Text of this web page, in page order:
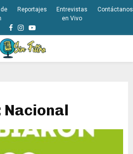
Reportajes
Entrevistas
en Vivo
Contáctanos
Facebook
Instagram
Youtube
Nacional